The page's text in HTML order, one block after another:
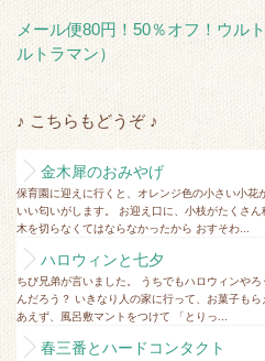
メール便80円！50％オフ！ウ
ルトラマン）
♪ こちらもどうぞ ♪
金木犀のおみやげ
保育園に迎えに行くと、オレンジ色の小さい小花
いい匂いがします。 お迎え口に、小枝がたくさ
木を切らなくてはならなかったから おすそわ...
ハロウィンと七夕
ちび兄弟が言いました。 うちでもハロウィンや
んだろう？ いきなり人の家に行って、お菓子も
あえず、風呂敷マントをつけて 「とりっ...
春三番とハードコンタクト